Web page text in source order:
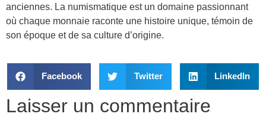
anciennes. La numismatique est un domaine passionnant
où chaque monnaie raconte une histoire unique, témoin de
son époque et de sa culture d’origine.
Facebook Twitter LinkedIn
Laisser un commentaire